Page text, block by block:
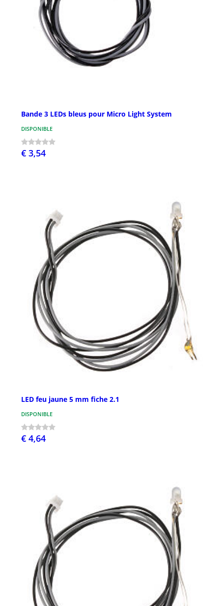
Bande 3 LEDs bleus pour Micro Light System
DISPONIBLE
€ 3,54
LED feu jaune 5 mm fiche 2.1
DISPONIBLE
€ 4,64